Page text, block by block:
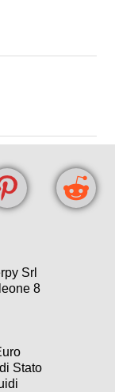
Srl
8
Stato